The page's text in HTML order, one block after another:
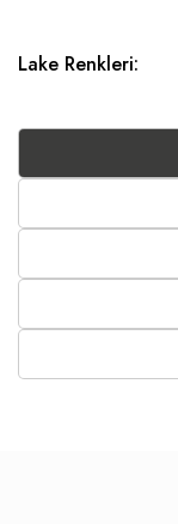
Lake Renkleri: